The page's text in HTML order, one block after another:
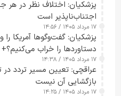
پزشکیان: اختلاف نظر در هر
اجتناب‌ناپذیر است
۱۷ مرداد ۱۴۰۵ / ۱۴:۵۶
پزشکیان: گفت‌وگوها آمریکا را
دستاوردها را خراب می‌کنیم؟+
۱۷ مرداد ۱۴۰۵ / ۱۴:۳۸
عراقچی: تعیین مسیر تردد در
بازگشایی آن نیست
۱۷ مرداد ۱۴۰۵ / ۱۴:۲۵